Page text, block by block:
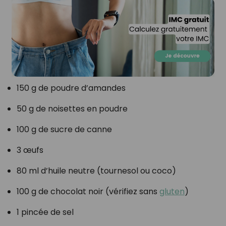
150 g de poudre d’amandes
50 g de noisettes en poudre
100 g de sucre de canne
3 œufs
80 ml d’huile neutre (tournesol ou coco)
100 g de chocolat noir (vérifiez sans gluten)
1 pincée de sel